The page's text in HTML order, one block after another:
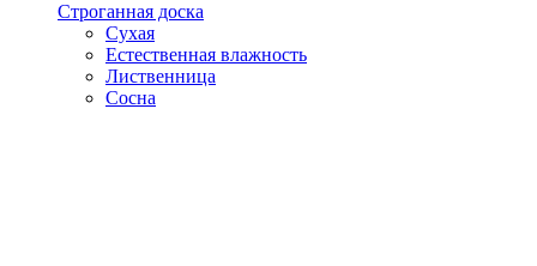
Строганная доска
Сухая
Естественная влажность
Лиственница
Сосна